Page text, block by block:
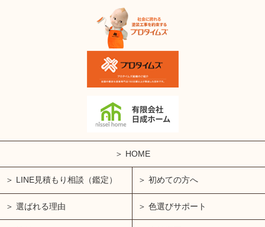
HOME
LINE見積もり相談（鑑定） 初めての方へ
選ばれる理由 色選びサポート